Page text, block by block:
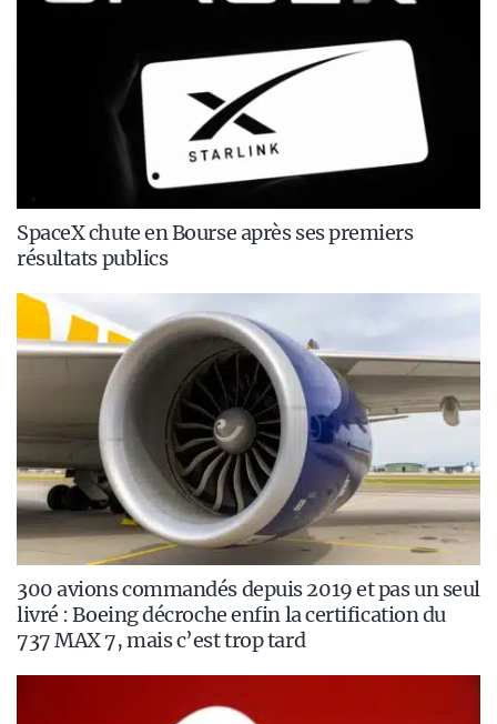
SpaceX chute en Bourse après ses premiers
résultats publics
300 avions commandés depuis 2019 et pas un seul
livré : Boeing décroche enfin la certification du
737 MAX 7, mais c’est trop tard